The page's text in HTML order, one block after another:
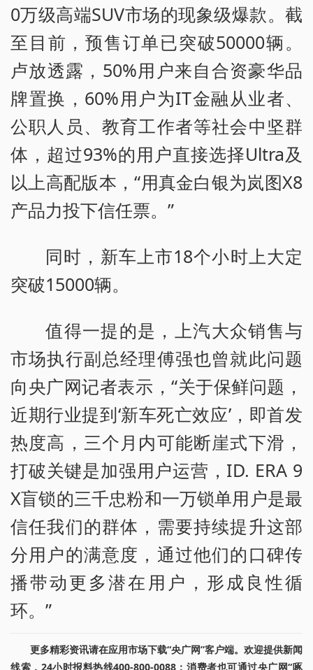
0万级高端SUV市场的现象级爆款。截
至目前，预售订单已突破50000辆。
卢放透露，50%用户来自合资豪华品
牌置换，60%用户为IT金融从业者、
公职人员、教育工作者等社会中坚群
体，超过93%的用户直接选择Ultra及
以上高配版本，“用真金白银为岚图X8
产品力投下信任票。”
同时，新车上市18个小时上大定
突破15000辆。
值得一提的是，上汽大众销售与
市场执行副总经理傅强也曾就此问题
向央广网记者表示，“关于保鲜问题，
近期行业提到‘新车死亡效应’，即首发
热度高，三个月内可能断崖式下滑，
打破关键是加强用户运营，ID. ERA 9
X盲锁的三千忠粉和一万锁单用户是最
信任我们的群体，需要持续提升这部
分用户的满意度，通过他们的口碑传
播带动更多潜在用户，形成良性循
环。”
更多精彩资讯请在应用市场下载“央广网”客户端。欢迎提供新闻
线索，24小时报料热线400-800-0088；消费者也可通过央广网“啄